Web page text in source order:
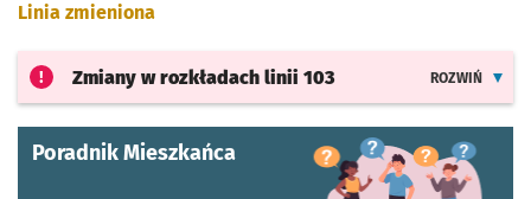
Linia zmieniona
Zmiany w rozkładach linii 103 ROZWIŃ
Poradnik Mieszkańca